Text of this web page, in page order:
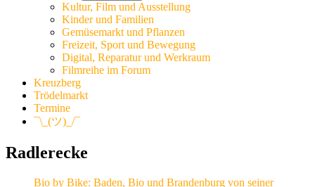
Kultur, Film und Ausstellung
Kinder und Familien
Gemüsemarkt und Pflanzen
Freizeit, Sport und Bewegung
Digital, Reparatur und Werkraum
Filmreihe im Forum
Kreuzberg
Trödelmarkt
Termine
¯\_(ツ)_/¯
Radlerecke
Bio by Bike: Baden, Bio und Brandenburg von seiner